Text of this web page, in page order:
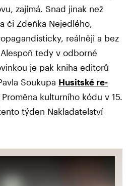
zajímá. Snad jinak než
či Zdeňka Nejedlého,
reálněji a bez
tedy v odborné
je pak kniha editorů
Soukupa Husitské re-
kulturního kódu v 15.
týden Nakladatelství